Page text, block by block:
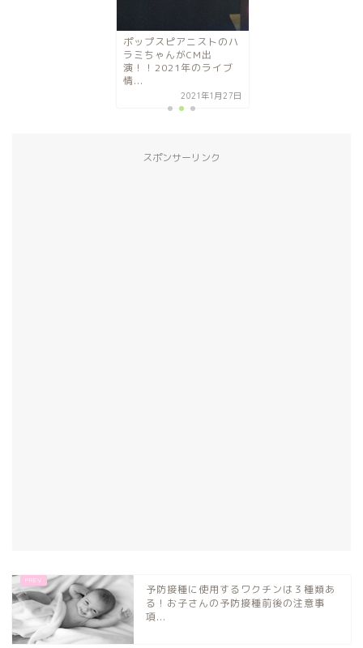
ポップスピアニストのハ
ラミちゃんがCM出
演！！2021年のライブ
情...
2021年1月27日
スポンサーリンク
予防接種に使用するワクチンは３種類あ
る！お子さんの予防接種前後の注意事
項...